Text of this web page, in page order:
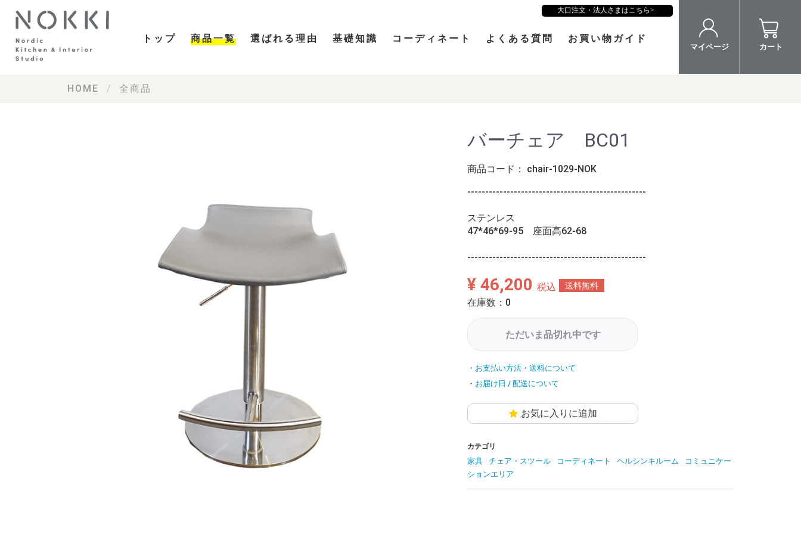
トップ 商品一覧 選ばれる理由 基礎知識 コーディネート よくある質問 お買い物ガイド
大口注文・法人さまはこちら
マイページ カート
HOME 全商品
バーチェア BC01
商品コード： chair-1029-NOK
--------------------------------------------------
ステンレス
47*46*69‐95 座面高62-68
--------------------------------------------------
¥ 46,200 税込 送料無料
在庫数：0
ただいま品切れ中です
お支払い方法・送料について
お届け日 / 配送について
お気に入りに追加
カテゴリ
家具 チェア・スツール コーディネート ヘルシンキルーム
コミュニケー
ションエリア